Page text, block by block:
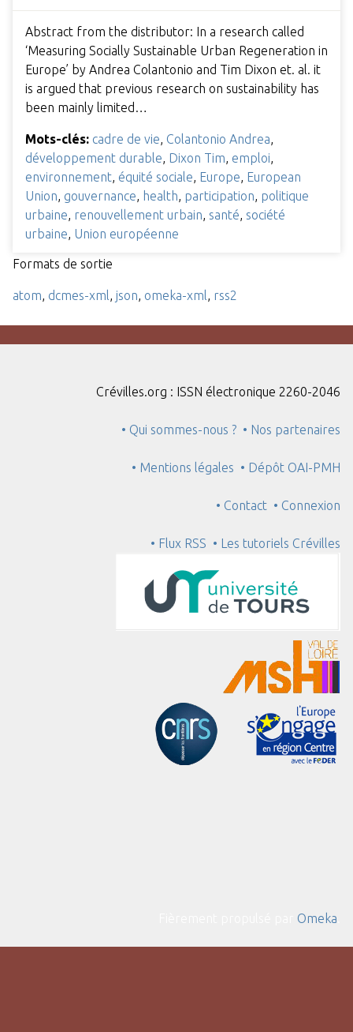
Abstract from the distributor: In a research called
‘Measuring Socially Sustainable Urban Regeneration in
Europe’ by Andrea Colantonio and Tim Dixon et. al. it
is argued that previous research on sustainability has
been mainly limited…
Mots-clés: cadre de vie, Colantonio Andrea,
développement durable, Dixon Tim, emploi,
environnement, équité sociale, Europe, European
Union, gouvernance, health, participation, politique
urbaine, renouvellement urbain, santé, société
urbaine, Union européenne
Formats de sortie
atom, dcmes-xml, json, omeka-xml, rss2
Crévilles.org : ISSN électronique 2260-2046
• Qui sommes-nous ? • Nos partenaires
• Mentions légales • Dépôt OAI-PMH
• Contact • Connexion
• Flux RSS • Les tutoriels Crévilles
Omeka